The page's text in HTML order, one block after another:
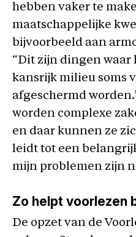
hebben vaker te
maatschappelijke
bijvoorbeeld aan
“Dit zijn dingen
kansrijk milieu soms
afgeschermd
worden complexe
en daar kunnen ze
leidt tot een
mijn problemen zijn
Zo helpt voorlezen
De opzet van de